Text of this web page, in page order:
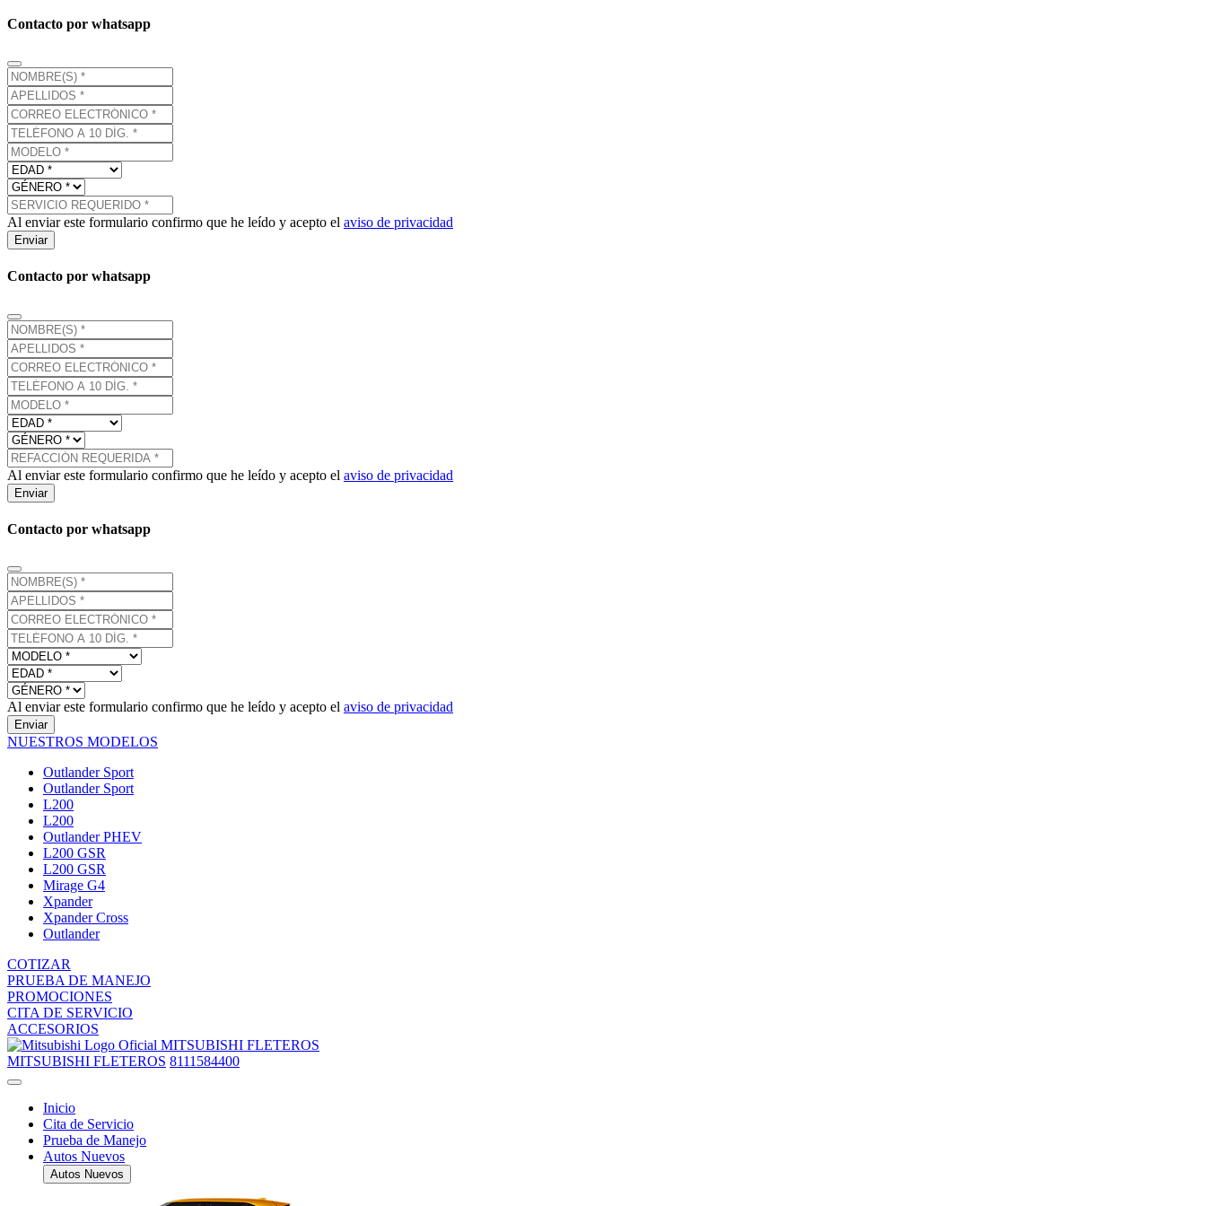
Contacto por whatsapp
Al enviar este formulario confirmo que he leído y acepto el aviso de privacidad
Enviar
Contacto por whatsapp
Al enviar este formulario confirmo que he leído y acepto el aviso de privacidad
Enviar
Contacto por whatsapp
Al enviar este formulario confirmo que he leído y acepto el aviso de privacidad
Enviar
NUESTROS MODELOS
Outlander Sport
Outlander Sport
L200
L200
Outlander PHEV
L200 GSR
L200 GSR
Mirage G4
Xpander
Xpander Cross
Outlander
COTIZAR
PRUEBA DE MANEJO
PROMOCIONES
CITA DE SERVICIO
ACCESORIOS
MITSUBISHI FLETEROS
MITSUBISHI FLETEROS 8111584400
Inicio
Cita de Servicio
Prueba de Manejo
Autos Nuevos
Autos Nuevos